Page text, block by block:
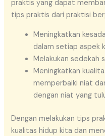
praktis yang dapat
tips praktis dari praktisi
Meningkatkan
dalam setiap aspek
Melakukan sedekah
Meningkatkan
memperbaiki niat
dengan niat yang
Dengan melakukan tips
kualitas hidup kita dan